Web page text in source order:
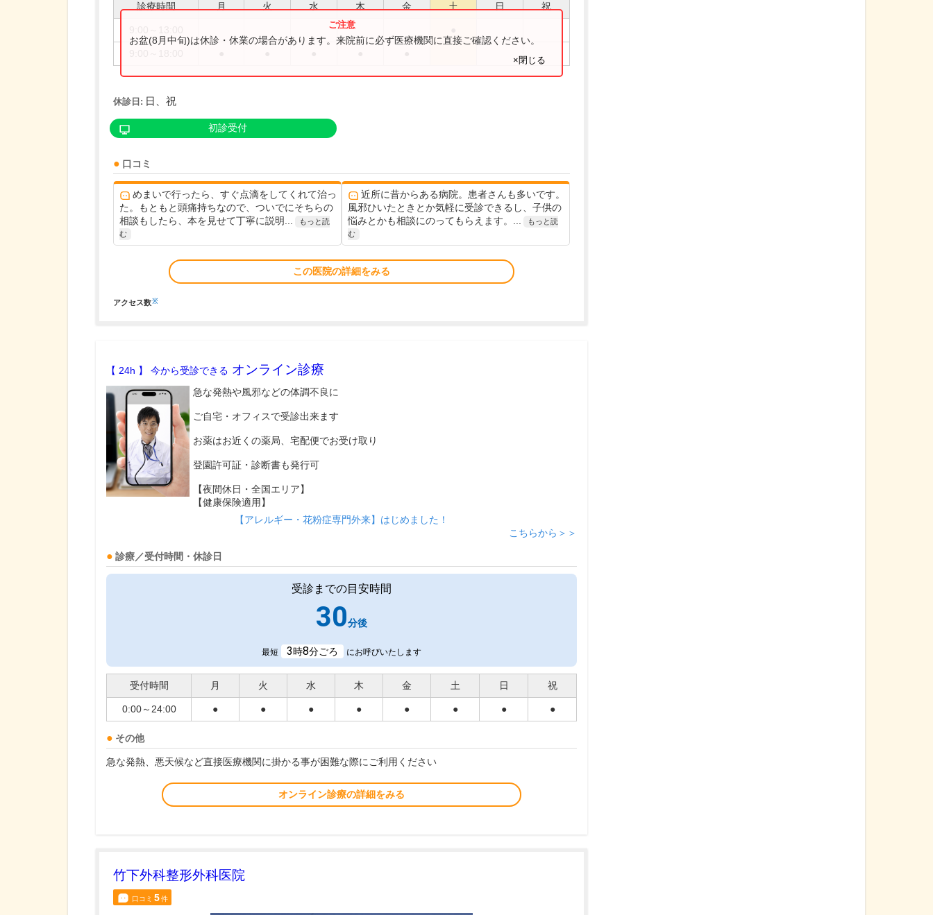
診療時間 月 火 水 木 金 土 日 祝
お盆(8月中旬)は休診・休業の場合があります。来院前に必ず医療機関に直接ご確認ください。
×閉じる
休診日: 日、祝
初診受付
口コミ
めまいで行ったら、すぐ点滴をしてくれて治っ
た。もともと頭痛持ちなので、ついでにそちらの
相談もしたら、本を見せて丁寧に説明...
もっと読
む
近所に昔からある病院。患者さんも多いです。
風邪ひいたときとか気軽に受診できるし、子供の
悩みとかも相談にのってもらえます。...
もっと読
む
この医院の詳細をみる
アクセス数※
【 24h 】 今から受診できる オンライン診療
急な発熱や風邪などの体調不良に
ご自宅・オフィスで受診出来ます
お薬はお近くの薬局、宅配便でお受け取り
登園許可証・診断書も発行可
【夜間休日・全国エリア】
【健康保険適用】
【アレルギー・花粉症専門外来】はじめました！
こちらから＞＞
診療／受付時間・休診日
受診までの目安時間
30分後
最短 3時8分ごろ にお呼びいたします
受付時間 月 火 水 木 金 土 日 祝
0:00～24:00 ● ● ● ● ● ● ● ●
その他
急な発熱、悪天候など直接医療機関に掛かる事が困難な際にご利用ください
オンライン診療の詳細をみる
竹下外科整形外科医院
口コミ 5件